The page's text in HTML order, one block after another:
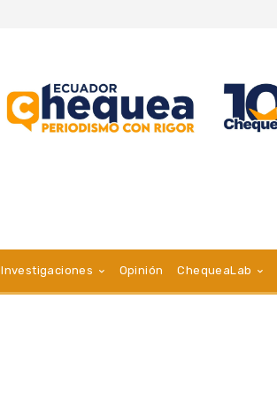
Investigaciones Opinión ChequeaLab